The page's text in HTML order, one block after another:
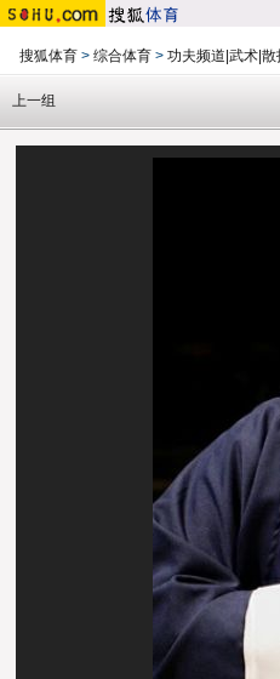
搜狐体育 > 综合体育 > 功夫频道|武术|散
上一组